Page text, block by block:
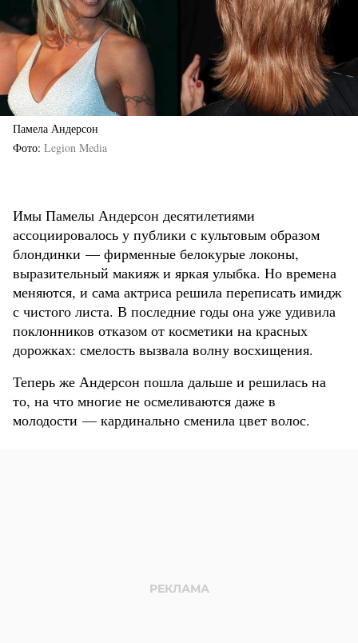
Памела Андерсон
Фото Legion Media
Имы Памелы Андерсон десятилетиями
ассоциировалось у публики с культовым образом
блондинки — фирменные белокурые локоны,
выразительный макияж и яркая улыбка. Но времена
меняются, и сама актриса решила переписать имидж
с чистого листа. В последние годы она уже удивила
поклонников отказом от косметики на красных
дорожках: смелость вызвала волну восхищения.
Теперь же Андерсон пошла дальше и решилась на
то, на что многие не осмеливаются даже в
молодости — кардинально сменила цвет волос.